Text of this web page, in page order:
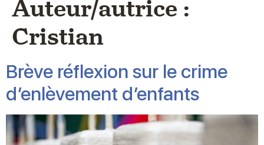
Auteur/autrice :
Cristian
Brève réflexion sur le crime
d’enlèvement d’enfants